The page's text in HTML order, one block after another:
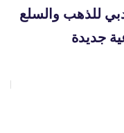
للذهب والسلع
جديدة